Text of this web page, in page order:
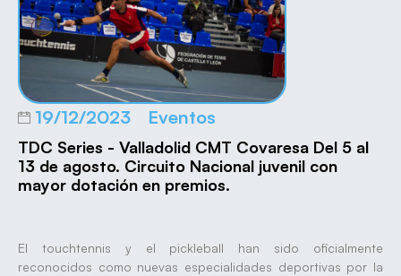
19/12/2023 Eventos
TDC Series - Valladolid CMT Covaresa Del 5 al
13 de agosto. Circuito Nacional juvenil con
mayor dotación en premios.
El touchtennis y el pickleball han sido oficialmente
reconocidos como nuevas especialidades deportivas por la